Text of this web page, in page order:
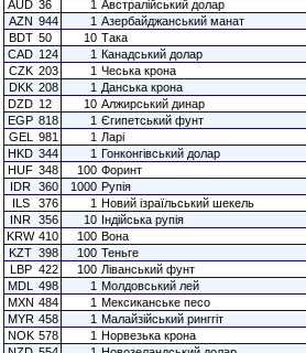
AUD 36 1 Австралійський долар
AZN 944 1 Азербайджанський манат
BDT 50 10 Така
CAD 124 1 Канадський долар
CZK 203 1 Чеська крона
DKK 208 1 Данська крона
DZD 12 10 Алжирський динар
EGP 818 1 Єгипетський фунт
GEL
981 1 Ларі
HKD 344 1 Гонконгівський долар
HUF 348 100 Форинт
IDR 360 1000 Рупія
ILS
376 1 Новий ізраїльський шекель
INR 356 10 Індійська рупія
KRW 410 100 Вона
KZT 398 100 Теньге
LBP 422 100 Ліванський фунт
MDL
498 1 Молдовський лей
MXN 484 1 Мексиканське песо
MYR 458 1 Малайзійський ринггіт
NOK 578 1 Норвезька крона